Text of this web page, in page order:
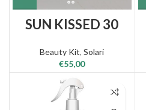
SUN KISSED 30
Beauty Kit,Solari
€55,00